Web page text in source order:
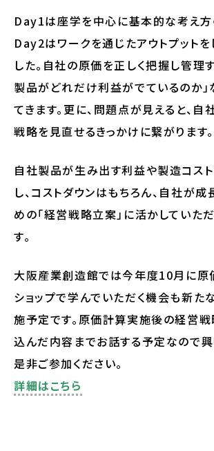
Day1は座学を中心に基本的な考え方
Day2はワークを通じたアウトプット
した。自社の原価を正しく把握し管理す
製品がどれだけ利益がでているのか
てきます。更に、問題点が見えると、自
戦略を見直せるきっかけに繋がります。
自社製品が生み出す利益や製造コス
し、コストダウンはもちろん、自社が成
めの「経営戦略立案」に活かしていた
す。
大阪産業創造館では今年度10月に原
ショップで学んでいただく機会も新た
施予定です。原価計算実施後の経営
込んだ内容までお話する予定なので
是非ご参加ください。
詳細はこちら